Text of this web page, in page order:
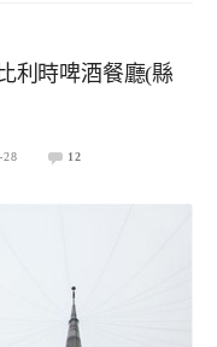
利時啤酒餐廳(縣
28 12